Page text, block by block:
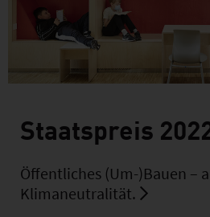
Staatspreis
Öffentliches (Um-)Bauen –
Klimaneutralität.